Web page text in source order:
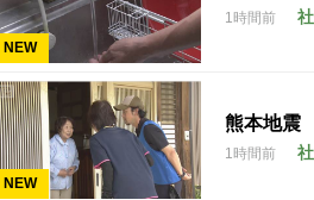
NEW
1時間前
NEW
熊本地震
1時間前